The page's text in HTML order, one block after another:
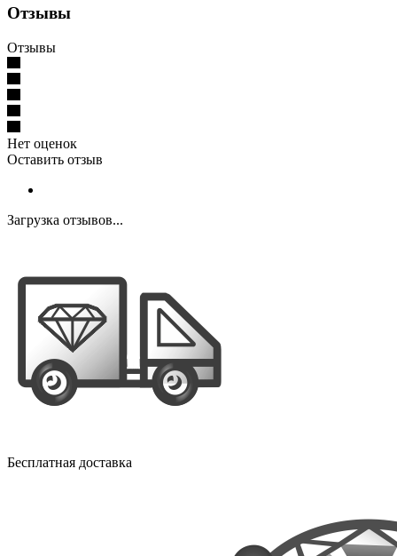
Отзывы
Отзывы
Нет оценок
Оставить отзыв
Загрузка отзывов...
Бесплатная доставка